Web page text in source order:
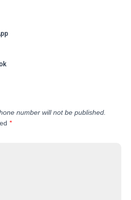
number will not be published.
*